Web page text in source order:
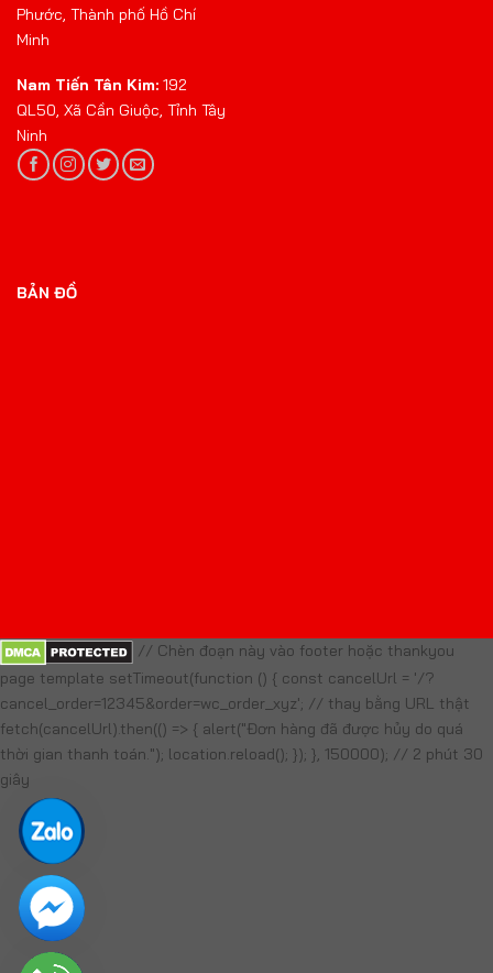
Phước, Thành phố Hồ Chí
Minh
Nam Tiến Tân Kim: 192
QL50, Xã Cần Giuộc, Tỉnh Tây
Ninh
BẢN ĐỒ
// Chèn đoạn này vào footer hoặc thankyou
page template setTimeout(function () { const cancelUrl = '/?
cancel_order=12345&order=wc_order_xyz'; // thay bằng URL thật
fetch(cancelUrl).then(() => { alert("Đơn hàng đã được hủy do quá
thời gian thanh toán."); location.reload(); }); }, 150000); // 2 phút 30
giây